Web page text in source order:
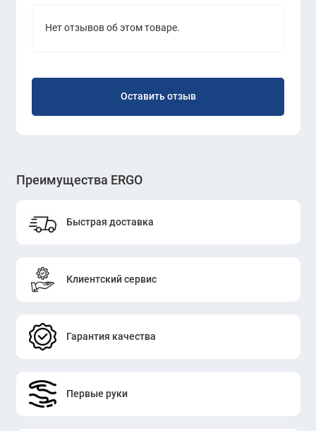
Нет отзывов об этом товаре.
Оставить отзыв
Преимущества ERGO
Быстрая доставка
Клиентский сервис
Гарантия качества
Первые руки